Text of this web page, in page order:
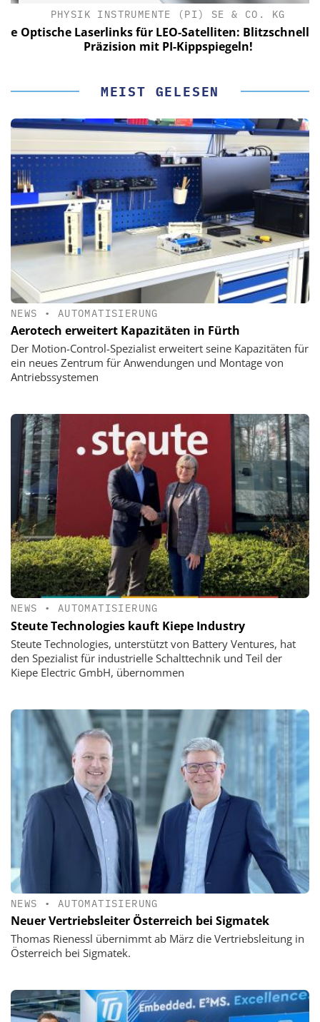
PHYSIK INSTRUMENTE (PI) SE & CO. KG
Optische Laserlinks für LEO-Satelliten: Blitzschnelle
Präzision mit PI-Kippspiegeln!
MEIST GELESEN
NEWS • AUTOMATISIERUNG
Aerotech erweitert Kapazitäten in Fürth
Der Motion-Control-Spezialist erweitert seine Kapazitäten für
ein neues Zentrum für Anwendungen und Montage von
Antriebssystemen
NEWS • AUTOMATISIERUNG
Steute Technologies kauft Kiepe Industry
Steute Technologies, unterstützt von Battery Ventures, hat
den Spezialist für industrielle Schalttechnik und Teil der
Kiepe Electric GmbH, übernommen
NEWS • AUTOMATISIERUNG
Neuer Vertriebsleiter Österreich bei Sigmatek
Thomas Rienessl übernimmt ab März die Vertriebsleitung in
Österreich bei Sigmatek.